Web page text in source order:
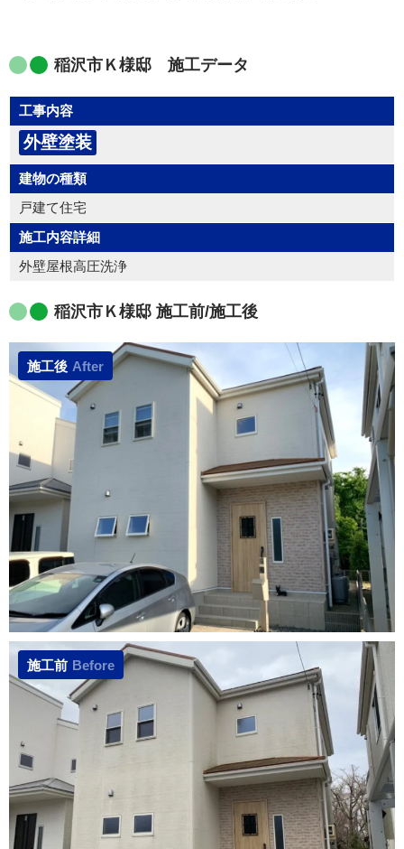
稲沢市Ｋ様邸 施工データ
工事内容
外壁塗装
建物の種類
戸建て住宅
施工内容詳細
外壁屋根高圧洗浄
稲沢市Ｋ様邸 施工前/施工後
施工後 After
施工前 Before